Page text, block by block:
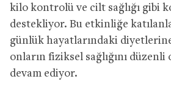
kilo kontrolü ve cilt sağlığı gibi
destekliyor. Bu etkinliğe
günlük hayatlarındaki
onların fiziksel sağlığını
devam ediyor.